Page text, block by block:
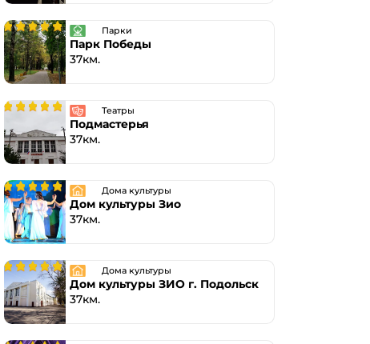
Парки
Парк Победы
37км.
Театры
Подмастерья
37км.
Дома культуры
Дом культуры Зио
37км.
Дома культуры
Дом культуры ЗИО г. Подольск
37км.